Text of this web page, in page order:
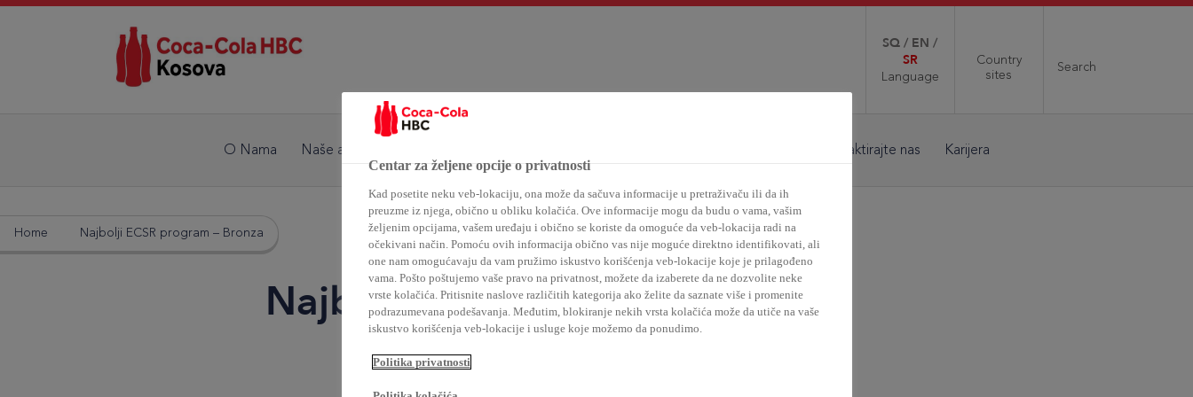
SQ / EN /
SR
Language
Country
sites
Search
O Nama Naše aktivnosti Kontaktirajte nas Karijera
Home Najbolji ECSR program – Bronza
Najbolji ECSR program – Bronza
Centar za željene opcije o privatnosti
Kad posetite neku veb-lokaciju, ona može da sačuva informacije u pretraživaču ili da ih
preuzme iz njega, obično u obliku kolačića. Ove informacije mogu da budu o vama, vašim
željenim opcijama, vašem uređaju i obično se koriste da omoguće da veb-lokacija radi na
očekivani način. Pomoću ovih informacija obično vas nije moguće direktno identifikovati, ali
one nam omogućavaju da vam pružimo iskustvo korišćenja veb-lokacije koje je prilagođeno
vama. Pošto poštujemo vaše pravo na privatnost, možete da izaberete da ne dozvolite neke
vrste kolačića. Pritisnite naslove različitih kategorija ako želite da saznate više i promenite
podrazumevana podešavanja. Međutim, blokiranje nekih vrsta kolačića može da utiče na vaše
iskustvo korišćenja veb-lokacije i usluge koje možemo da ponudimo.
Politika privatnosti